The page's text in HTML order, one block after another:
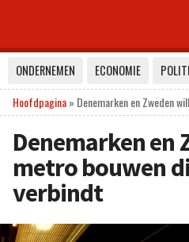
ONDERNEMEN ECONOMIE
Hoofdpagina» Denemarken en Zweden
Denemarken en
metro bouwen
verbindt